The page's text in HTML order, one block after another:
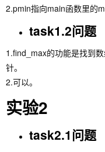
2.pmin指向main函数里的
task1.2问题
1.find_max的功能是找到
针。
2.可以。
实验2
task2.1问题